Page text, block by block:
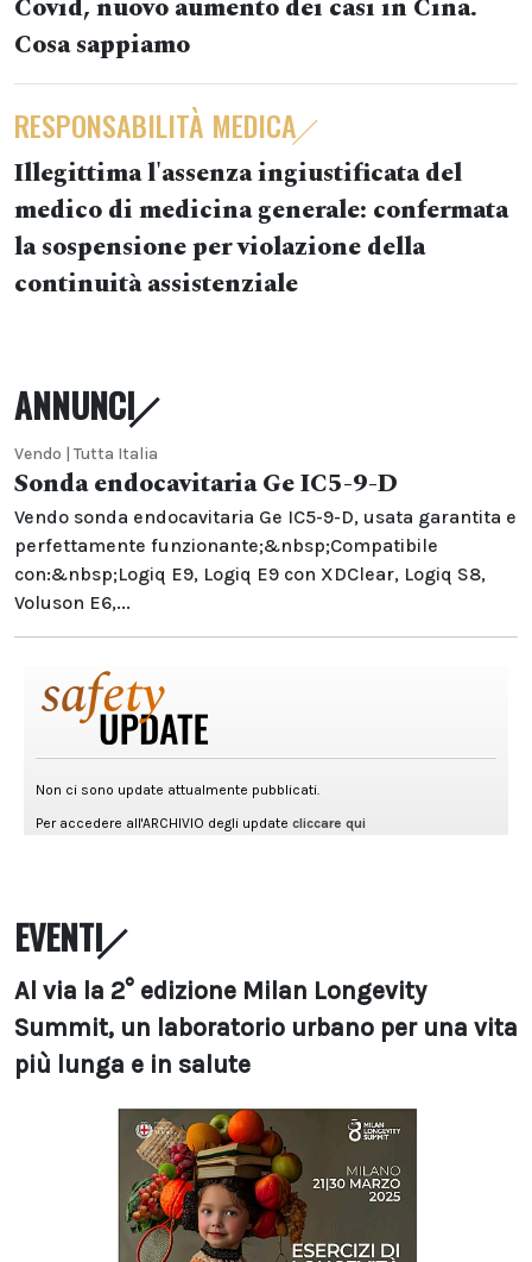
Covid, nuovo aumento dei casi in Cina.
Cosa sappiamo
RESPONSABILITÀ MEDICA
Illegittima l'assenza ingiustificata del
medico di medicina generale: confermata
la sospensione per violazione della
continuità assistenziale
ANNUNCI
Vendo | Tutta Italia
Sonda endocavitaria Ge IC5-9-D
Vendo sonda endocavitaria Ge IC5-9-D, usata garantita e
perfettamente funzionante;&nbsp;Compatibile
con:&nbsp;Logiq E9, Logiq E9 con XDClear, Logiq S8,
Voluson E6,...
EVENTI
Al via la 2° edizione Milan Longevity
Summit, un laboratorio urbano per una vita
più lunga e in salute